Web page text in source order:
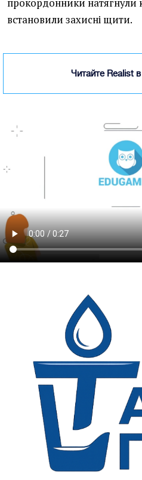
прокордонники натягнули
встановили захисні щити.
Читайте Realist